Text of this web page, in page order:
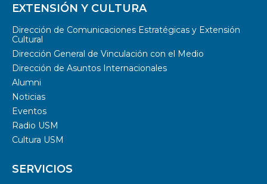
EXTENSIÓN Y CULTURA
Dirección de Comunicaciones Estratégicas y Extensión
Cultural
Dirección General de Vinculación con el Medio
Dirección de Asuntos Internacionales
Alumni
Noticias
Eventos
Radio USM
Cultura USM
SERVICIOS